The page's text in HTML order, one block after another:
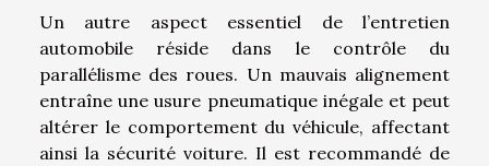
Un autre aspect essentiel de l’entretien
automobile réside dans le contrôle du
parallélisme des roues. Un mauvais alignement
entraîne une usure pneumatique inégale et peut
altérer le comportement du véhicule, affectant
ainsi la sécurité voiture. Il est recommandé de